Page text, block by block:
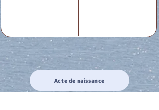
Acte de naissance